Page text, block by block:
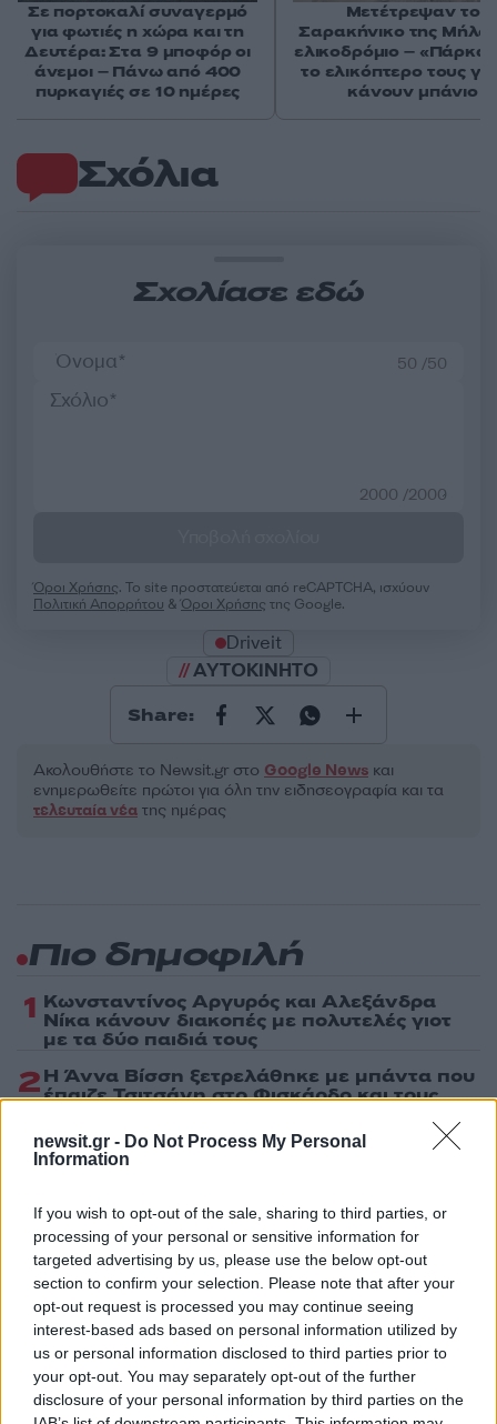
newsit.gr - Do Not Process My Personal
Information
If you wish to opt-out of the sale, sharing to third parties, or
processing of your personal or sensitive information for
targeted advertising by us, please use the below opt-out
section to confirm your selection. Please note that after your
opt-out request is processed you may continue seeing
interest-based ads based on personal information utilized by
us or personal information disclosed to third parties prior to
your opt-out. You may separately opt-out of the further
disclosure of your personal information by third parties on the
Σχόλια
Σχολίασε εδώ
50 /50
2000 /2000
Όροι Χρήσης. Το site προστατεύεται από reCAPTCHA, ισχύουν
Πολιτική Απορρήτου &Όροι Χρήσης της Google.
Driveit
AYTOKINHTO
Share:
Ακολουθήστε το Νewsit.gr στο Google News και
ενημερωθείτε πρώτοι για όλη την ειδησεογραφία και τα
τελευταία νέα της ημέρας
Σε πορτοκαλί συναγερμό
για φωτιές η χώρα και τη
Δευτέρα: Στα 9 μποφόρ οι
άνεμοι – Πάνω από 400
πυρκαγιές σε 10 ημέρες
Μετέτρεψαν το
Σαρακήνικο της
ελικοδρόμιο –
το ελικόπτερο τους
κάνουν μπάνιο
Πιο δημοφιλή
1 Κωνσταντίνος Αργυρός και Αλεξάνδρα
Νίκα κάνουν διακοπές με πολυτελές γιοτ
με τα δύο παιδιά τους
2Η Άννα Βίσση ξετρελάθηκε με μπάντα που
έπαιζε Τσιτσάνη στο Φισκάρδο και τους
3Θρήνος για τον Λιονέλ Μέσι – Πέθανε ο
πατέρας του, Χόρχε
4Ελίζαμπεθ Ελέτσι και Νεκτάριος Λεμονίδης
πήγαν στον Άγιο Νεκτάριο Βούλας για να
πάρουν την ευχή για τον γιο τους
5Ηφαίστειο Σαντορίνης: Ένας 15χρονος που
δεν πρόλαβε να ξεφύγει από το τσουνάμι
μπορεί να αλλάξει τη χρονολογία της
προϊστορικής έκρηξης
Πιο σχολιασμένα